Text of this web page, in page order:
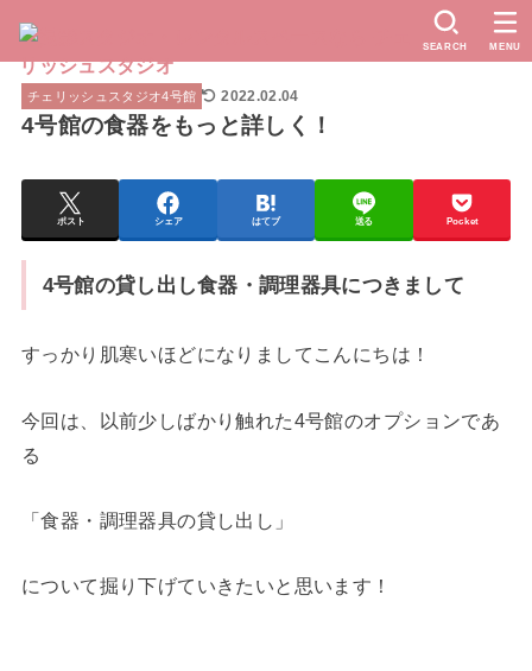
SEARCH MENU
チェリッシュスタジオ4号館 2022.02.04
4号館の食器をもっと詳しく！
ポスト シェア はてブ 送る Pocket
4号館の貸し出し食器・調理器具につきまして
すっかり肌寒いほどになりましてこんにちは！
今回は、以前少しばかり触れた4号館のオプションであ
る
「食器・調理器具の貸し出し」
について掘り下げていきたいと思います！